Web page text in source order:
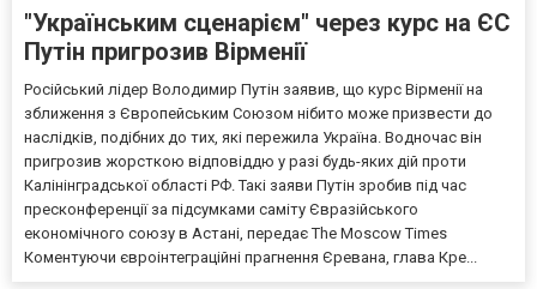
"Українським сценарієм" через курс на ЄС
Путін пригрозив Вірменії
Російський лідер Володимир Путін заявив, що курс Вірменії на
зближення з Європейським Союзом нібито може призвести до
наслідків, подібних до тих, які пережила Україна. Водночас він
пригрозив жорсткою відповіддю у разі будь-яких дій проти
Калінінградської області РФ. Такі заяви Путін зробив під час
пресконференції за підсумками саміту Євразійського
економічного союзу в Астані, передає The Moscow Times
Коментуючи євроінтеграційні прагнення Єревана, глава Кре...